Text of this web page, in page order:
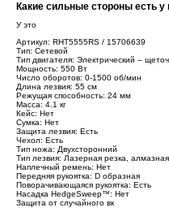
Какие сильные стороны есть
У это
Артикул: RHT5555RS / 15706639
Тип: Сетевой
Тип двигателя: Электрический –
Мощность: 550 Вт
Число оборотов: 0-1500 об/мин
Длина лезвия: 55 см
Режущая способность: 24 мм
Масса: 4.1 кг
Кейс: Нет
Сумка: Нет
Защита лезвия: Есть
Чехол: Есть
Тип ножа: Двухсторонний
Тип лезвия: Лазерная резка,
Наплечный ремень: Нет
Передняя рукоятка: D образная
Поворачивающаяся рукоятка: Есть
Насадка HedgeSweep™: Нет
Защита от случайного вк